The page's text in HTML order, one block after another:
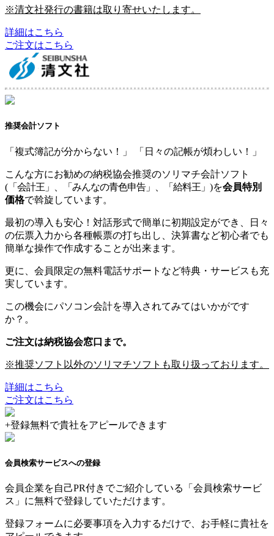
※清文社発行の書籍は取り寄せいたします。
詳細はこちら
ご注文はこちら
推奨会計ソフト
「複式簿記が分からない！」 「日々の記帳が煩わしい！」
こんな方にお勧めの納税協会推奨のソリマチ会計ソフト
( 「会計王」、「みんなの青色申告」、「給料王」 )を会員特別
価格で斡旋しています。
最初の導入も安心！対話形式で簡単に初期設定ができ、日々
の伝票入力から各種帳票の打ち出し、決算書など初心者でも
簡単な操作で作成することが出来ます。
更に、会員限定の無料電話サポートなど特典・サービスも充
実しています。
この機会にパソコン会計を導入されてみてはいかがです
か？。
ご注文は納税協会窓口まで。
※推奨ソフト以外のソリマチソフトも取り扱っております。
詳細はこちら
ご注文はこちら
+登録無料で貴社をアピールできます
会員検索サービスへの登録
会員企業を自己PR付きでご紹介している「会員検索サービ
ス」に無料で登録していただけます。
登録フォームに必要事項を入力するだけで、お手軽に貴社を